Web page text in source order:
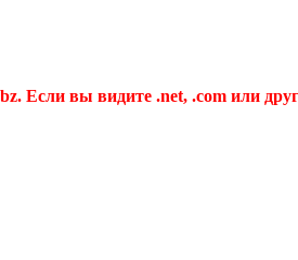
Если вы видите .net, .com или